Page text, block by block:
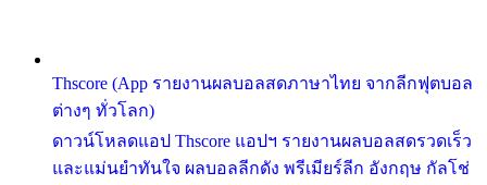
Thscore (App รายงานผลบอลสดภาษาไทย จากลีกฟุตบอล
ต่างๆ ทั่วโลก)
ดาวน์โหลดแอป Thscore แอปฯ รายงานผลบอลสดรวดเร็ว
และแม่นยำทันใจ ผลบอลลีกดัง พรีเมียร์ลีก อังกฤษ กัลโช่